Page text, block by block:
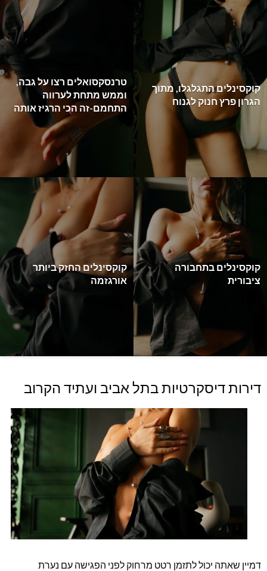
קוקסינלים התגלגלו, מתוך
הגרון פרץ חנוק לגנוח
טרנסקסואלים רצו על גבה,
וממש מתחת לערווה
התחמם-זה הכי הרגיז אותה
קוקסינלים בתחבורה
ציבורית
קוקסינלים החזק ביותר
אורגזמה
דירות דיסקרטיות בתל אביב ועתיד הקרוב
דמיין שאתה יכול לתזמן רטט מרחוק לפני הפגישה עם נערת